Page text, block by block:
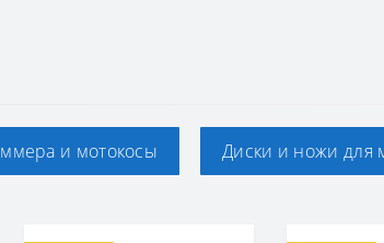
и мотокосы Диски и ножи для